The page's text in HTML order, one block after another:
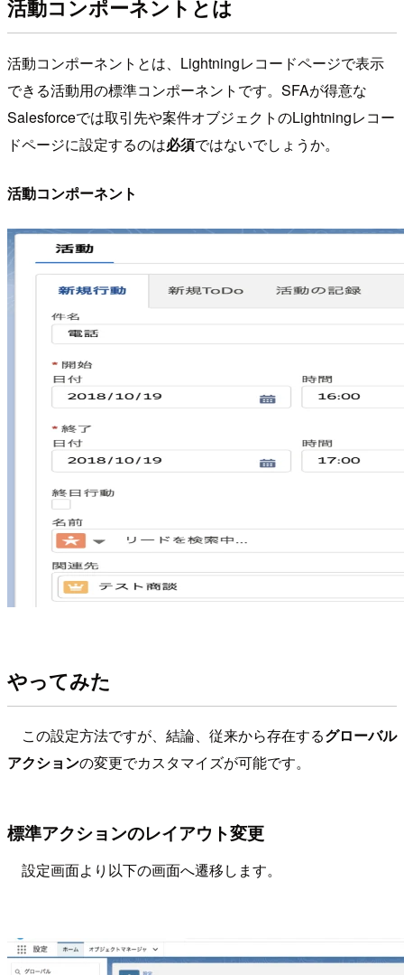
活動コンポーネントとは
活動コンポーネントとは、Lightningレコードページで表示
できる活動用の標準コンポーネントです。SFAが得意な
Salesforceでは取引先や案件オブジェクトのLightningレコー
ドページに設定するのは必須ではないでしょうか。
活動コンポーネント
やってみた
この設定方法ですが、結論、従来から存在するグローバル
アクションの変更でカスタマイズが可能です。
標準アクションのレイアウト変更
設定画面より以下の画面へ遷移します。